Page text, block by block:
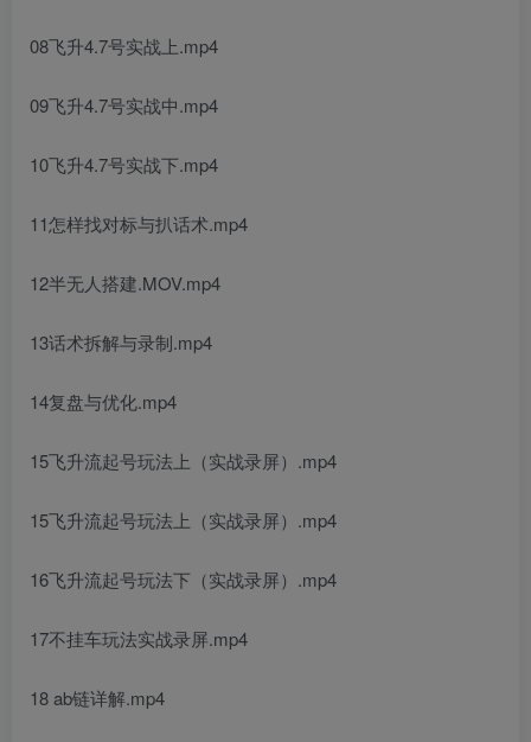
08飞升4.7号实战上.mp4
09飞升4.7号实战中.mp4
10飞升4.7号实战下.mp4
11怎样找对标与扒话术.mp4
12半无人搭建.MOV.mp4
13话术拆解与录制.mp4
14复盘与优化.mp4
15飞升流起号玩法上（实战录屏）.mp4
15飞升流起号玩法上（实战录屏）.mp4
16飞升流起号玩法下（实战录屏）.mp4
17不挂车玩法实战录屏.mp4
18 ab链详解.mp4